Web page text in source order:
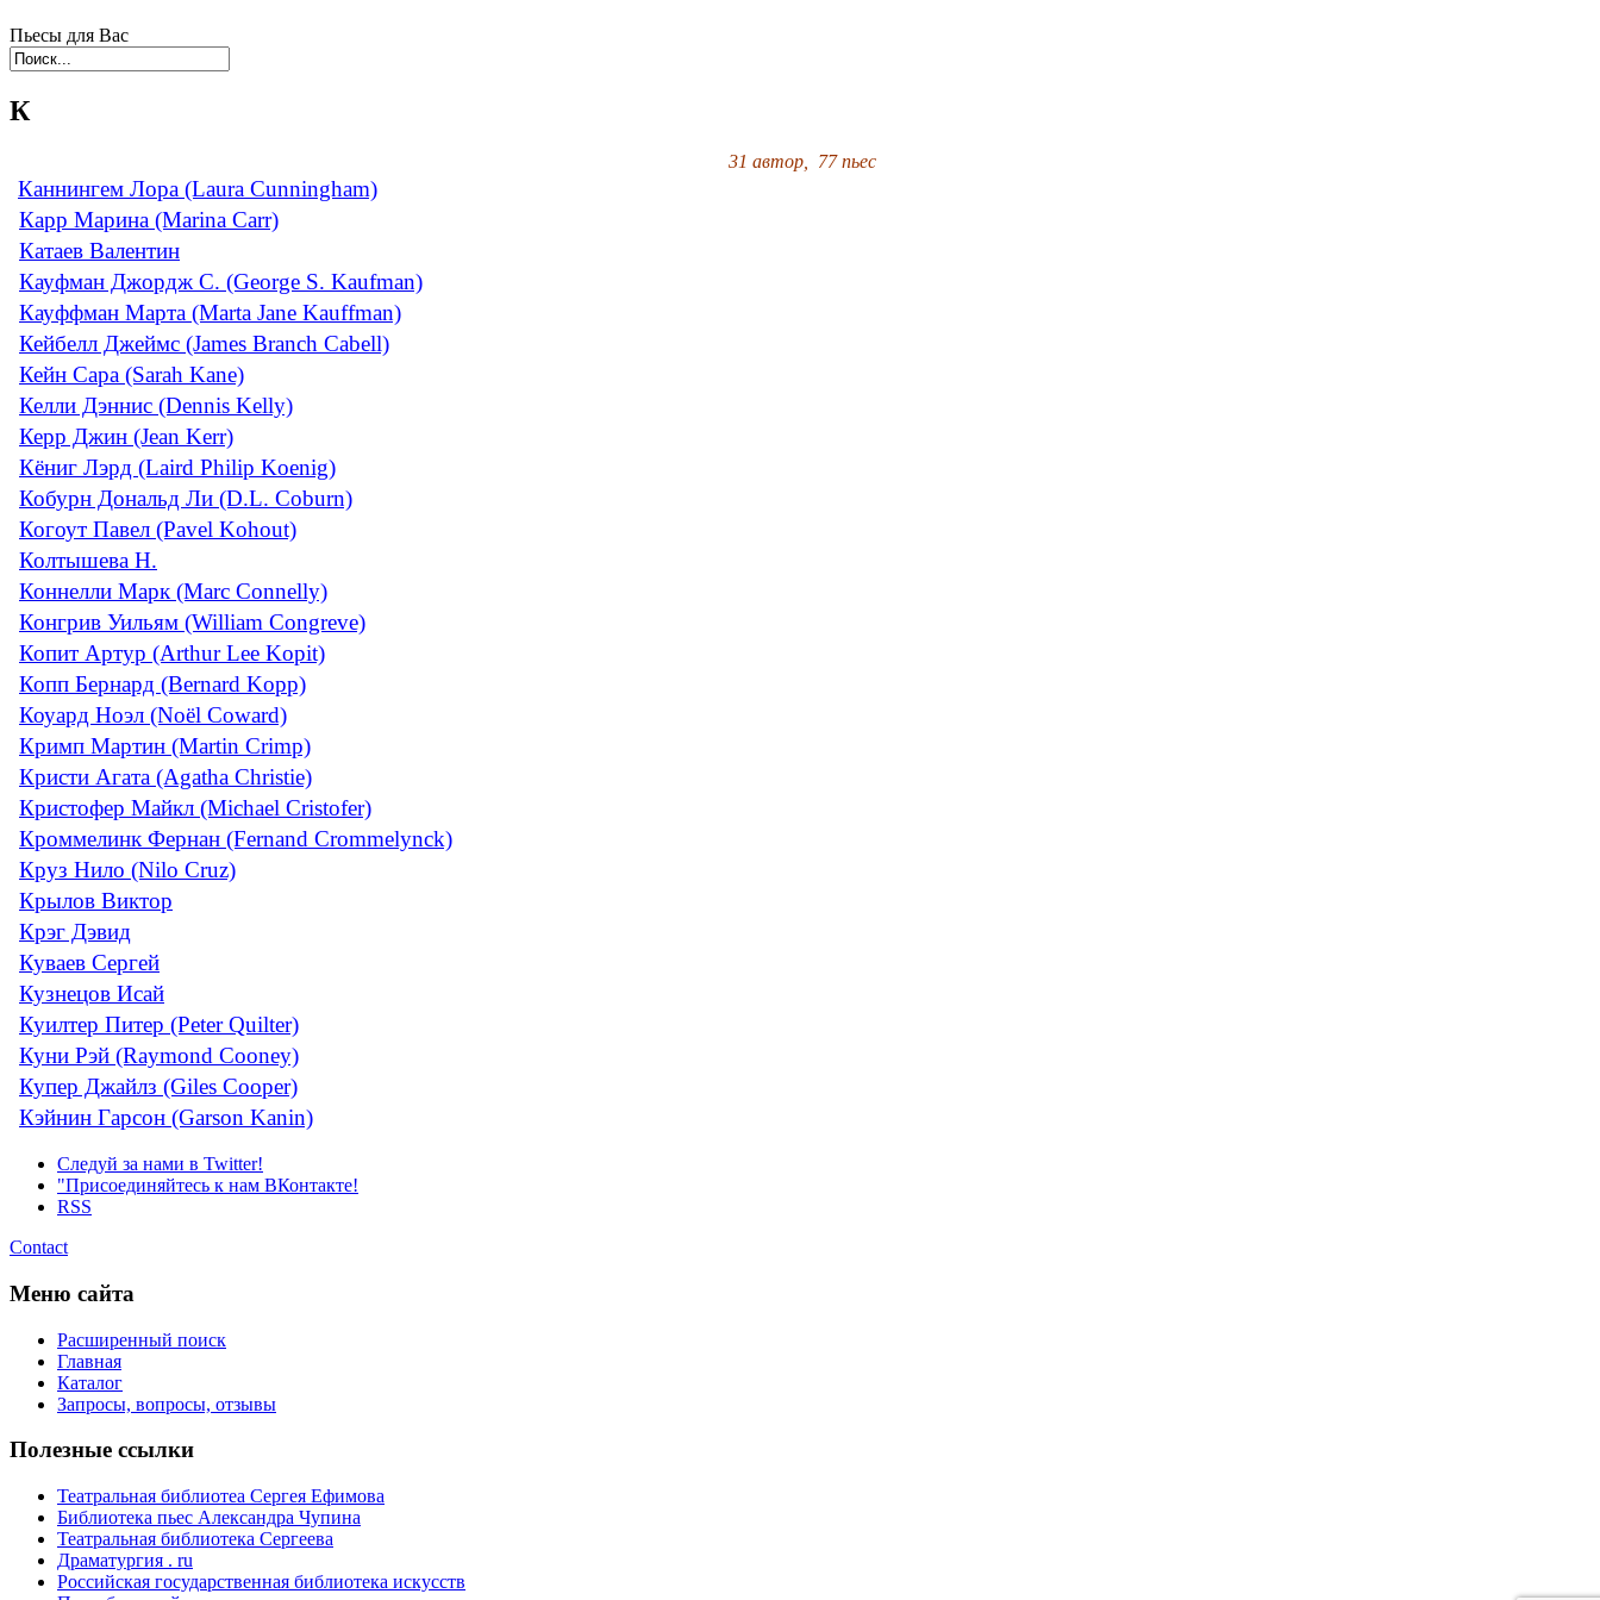
Пьесы для Вас
К
31 автор, 77 пьес
Каннингем Лора (Laura Cunningham)
Карр Марина (Marina Carr)
Катаев Валентин
Кауфман Джордж С. (George S. Kaufman)
Кауффман Марта (Marta Jane Kauffman)
Кейбелл Джеймс (James Branch Cabell)
Кейн Сара (Sarah Kane)
Келли Дэннис (Dennis Kelly)
Керр Джин (Jean Kerr)
Кёниг Лэрд (Laird Philip Koenig)
Кобурн Дональд Ли (D.L. Coburn)
Когоут Павел (Pavel Kohout)
Колтышева Н.
Коннелли Марк (Marc Connelly)
Конгрив Уильям (William Congreve)
Копит Артур (Arthur Lee Kopit)
Копп Бернард (Bernard Kopp)
Коуард Ноэл (Noël Coward)
Кримп Мартин (Martin Crimp)
Кристи Агата (Agatha Christie)
Кристофер Майкл (Michael Cristofer)
Кроммелинк Фернан (Fernand Crommelynck)
Круз Нило (Nilo Cruz)
Крылов Виктор
Крэг Дэвид
Куваев Сергей
Кузнецов Исай
Куилтер Питер (Peter Quilter)
Куни Рэй (Raymond Cooney)
Купер Джайлз (Giles Cooper)
Кэйнин Гарсон (Garson Kanin)
Следуй за нами в Twitter!
"Присоединяйтесь к нам ВКонтакте!
RSS
Contact
Меню сайта
Расширенный поиск
Главная
Каталог
Запросы, вопросы, отзывы
Полезные ссылки
Театральная библиотеа Сергея Ефимова
Библиотека пьес Александра Чупина
Театральная библиотека Сергеева
Драматургия . ru
Российская государственная библиотека искусств